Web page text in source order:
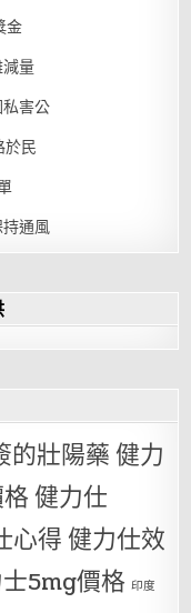
金
量
害公
民
通風
的壯陽藥健力
健力仕
心得健力仕效
5mg價格 印度